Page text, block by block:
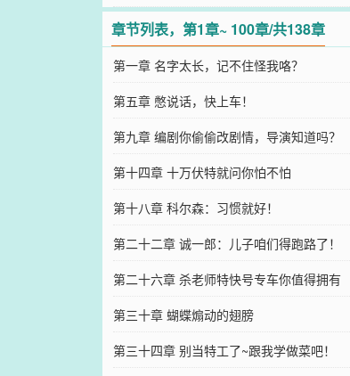
~~~
章节列表，第1章~ 100章/共138章
第一章 名字太长，记不住怪我咯？
第五章 憋说话，快上车！
第九章 编剧你偷偷改剧情，导演知道吗？
第十四章 十万伏特就问你怕不怕
第十八章 科尔森：习惯就好！
第二十二章 诚一郎：儿子咱们得跑路了！
第二十六章 杀老师特快号专车你值得拥有
第三十章 蝴蝶煽动的翅膀
第三十四章 别当特工了~跟我学做菜吧！